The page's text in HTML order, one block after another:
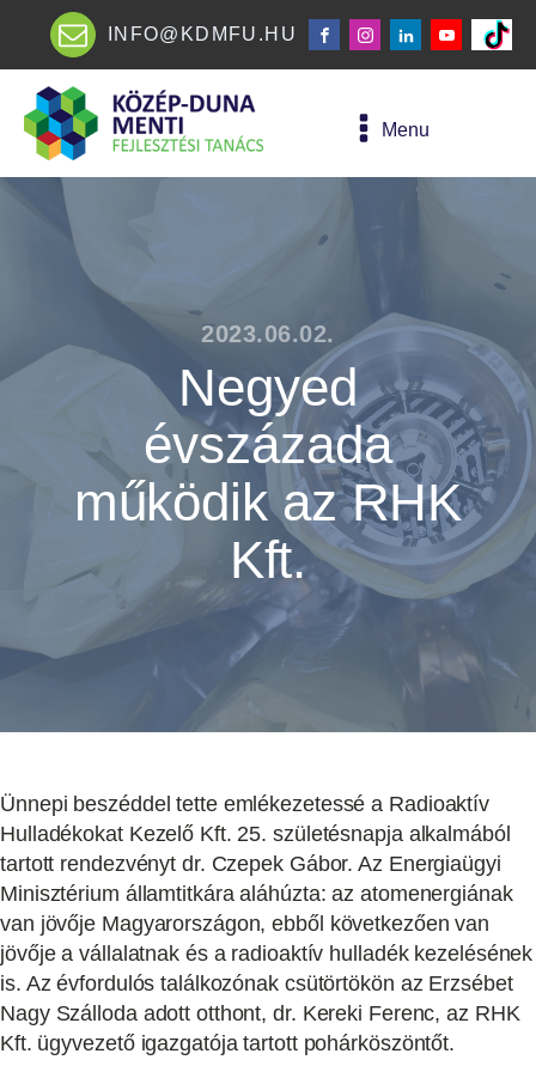
INFO@KDMFU.HU
Menu
2023.06.02.
Negyed
évszázada
működik az RHK
Kft.
Ünnepi beszéddel tette emlékezetessé a Radioaktív
Hulladékokat Kezelő Kft. 25. születésnapja alkalmából
tartott rendezvényt dr. Czepek Gábor. Az Energiaügyi
Minisztérium államtitkára aláhúzta: az atomenergiának
van jövője Magyarországon, ebből következően van
jövője a vállalatnak és a radioaktív hulladék kezelésének
is. Az évfordulós találkozónak csütörtökön az Erzsébet
Nagy Szálloda adott otthont, dr. Kereki Ferenc, az RHK
Kft. ügyvezető igazgatója tartott pohárköszöntőt.